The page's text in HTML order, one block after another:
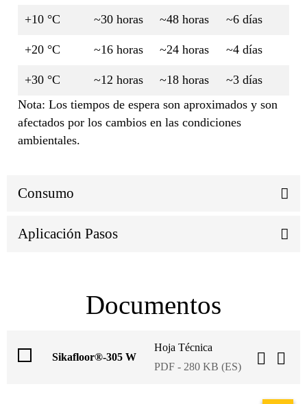
+10 °C ~30 horas ~48 horas ~6 días
+20 °C ~16 horas ~24 horas ~4 días
+30 °C ~12 horas ~18 horas
~3 días
Nota: Los tiempos de espera son aproximados y son
afectados por los cambios en las condiciones
ambientales.
Consumo
Aplicación Pasos
Documentos
Sikafloor®-305 W
Hoja Técnica
PDF - 280 KB (ES)